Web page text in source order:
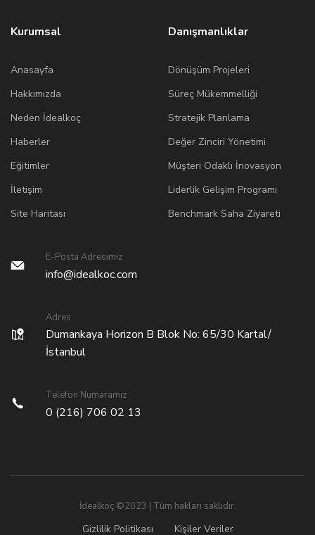
Kurumsal
Anasayfa
Hakkımızda
Neden İdealkoç
Haberler
Eğitimler
İletişim
Site Haritası
Danışmanlıklar
Dönüşüm Projeleri
Süreç Mükemmelliği
Stratejik Planlama
Değer Zinciri Yönetimi
Müşteri Odaklı İnovasyon
Liderlik Gelişim Programı
Benchmark Saha Ziyareti
E-Posta Adresimiz
info@idealkoc.com
Adres
Dumankaya Horizon B Blok No: 65/30 Kartal/
İstanbul
Telefon Numaramız
0 (216) 706 02 13
İdealkoç ©2023 | Tüm hakları saklıdır.
Gizlilik Politikası Kişiler Veriler